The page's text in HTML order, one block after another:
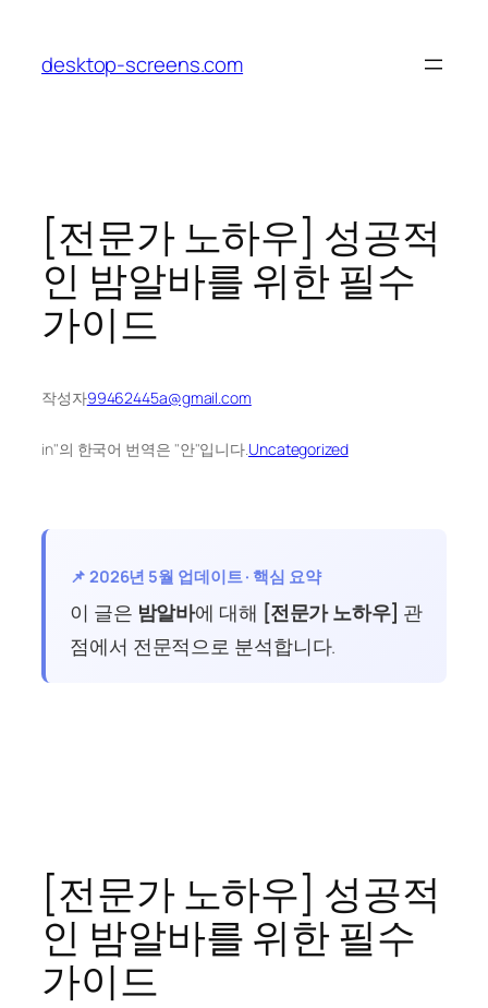
desktop-screens.com
[전문가 노하우] 성공적
인 밤알바를 위한 필수
가이드
작성자99462445a@gmail.com
in"의 한국어 번역은 "안"입니다.Uncategorized
📌 2026년 5월 업데이트 · 핵심 요약
이 글은 밤알바에 대해 [전문가 노하우] 관
점에서 전문적으로 분석합니다.
[전문가 노하우] 성공적
인 밤알바를 위한 필수
가이드